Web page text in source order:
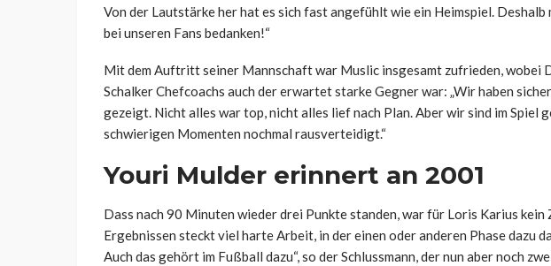
Von der Lautstärke her hat es sich fast angefühlt wie ein Heimspiel. Deshalb
bei unseren Fans bedanken!“
Mit dem Auftritt seiner Mannschaft war Muslic insgesamt zufrieden, wobei
Schalker Chefcoachs auch der erwartet starke Gegner war: „Wir haben
gezeigt. Nicht alles war top, nicht alles lief nach Plan. Aber wir sind im Spiel
schwierigen Momenten nochmal rausverteidigt.“
Youri Mulder erinnert an 2001
Dass nach 90 Minuten wieder drei Punkte standen, war für Loris Karius
Ergebnissen steckt viel harte Arbeit, in der einen oder anderen Phase dazu
Auch das gehört im Fußball dazu“, so der Schlussmann, der nun aber noch